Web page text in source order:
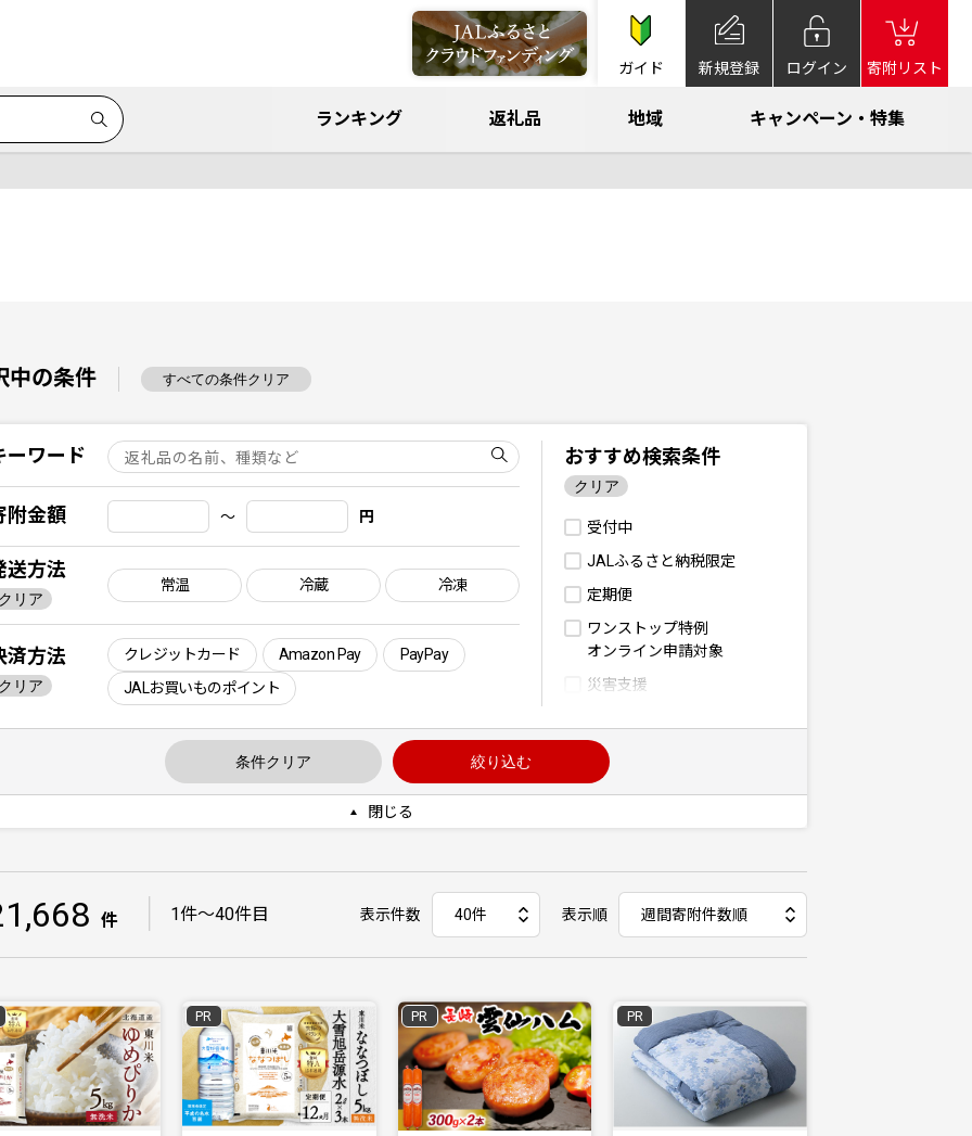
ガイド 新規登録 ログイン 寄附リスト
ランキング 返礼品 地域 キャンペーン・特集
中の条件 すべての条件クリア
ーワード
附金額 〜 円
送方法
リア
常温 冷蔵 冷凍
済方法
リア
クレジットカード Amazon Pay
PayPay
JALお買いものポイント
おすすめ検索条件
クリア
受付中
JALふるさと納税限定
定期便
ワンストップ特例
オンライン申請対象
災害支援
条件クリア 絞り込む
閉じる
件 1件〜40件目 表示件数 表示順
PR PR PR